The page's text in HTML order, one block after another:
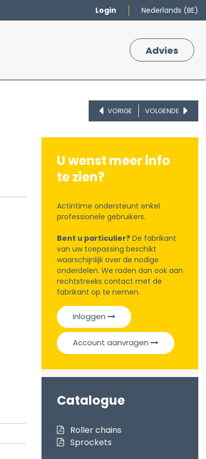
Login Nederlands (BE)
Adv​ies
VORIGE VOLGENDE
U wenst meer info
te zien?
Actintime ondersteunt enkel
professionele gebruikers.
Bent u particulier? De fabrikant
van uw toepassing beschikt
waarschijnlijk over de nodige
onderdelen. We raden dan ook aan
rechtstreeks contact met de
fabrikant op te nemen.
Inloggen
Account aanvragen
Catalogue
Roller chains
Sprockets